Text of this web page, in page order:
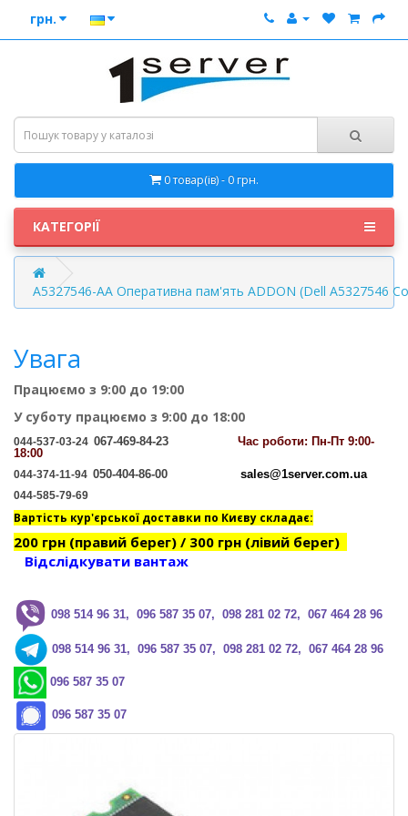
грн.
0 товар(ів) - 0 грн.
КАТЕГОРІЇ
A5327546-AA Оперативна пам'ять ADDON (Dell A5327546
Увага
Працюємо з 9:00 до 19:00
У суботу працюємо з 9:00 до 18:00
044-537-03-24 067-469-84-23 Час роботи: Пн-Пт 9:00-
18:00
044-374-11-94 050-404-86-00 sales@1server.com.ua
044-585-79-69
Вартість кур'єрської доставки по Києву складає:
200 грн (правий берег) / 300 грн (лівий берег)
Відслідкувати вантаж
098 514 96 31, 096 587 35 07, 098 281 02 72, 067 464 28 96
098 514 96 31, 096 587 35 07, 098 281 02 72, 067 464 28 96
096 587 35 07
096 587 35 07